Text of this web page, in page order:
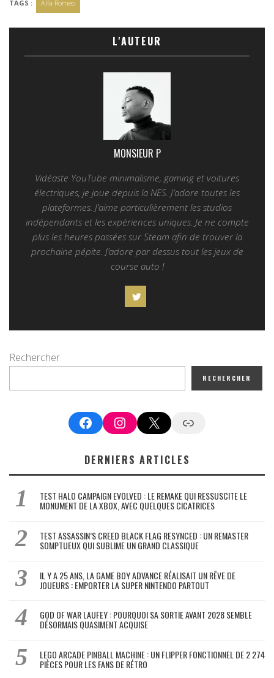
TAGS : Alfa Romeo
L'AUTEUR
MONSIEUR P
Vidéaste YouTube minimalisme, gaming et voitures
électriques, je joue depuis la NES. J’adore toutes les
plateformes. J’aime particulièrement les studios
indépendants et les expériences uniques. Je ne compte
plus les heures passées sur Steam afin de trouver la
prochaine pépite. J’adore par dessus tout les jeux de
course auto !
Rechercher
RECHERCHER
FacebookInstagram
X Google News
DERNIERS ARTICLES
TEST HALO CAMPAIGN EVOLVED : LE REMAKE QUI RESSUSCITE LE
MONUMENT DE LA XBOX, AVEC QUELQUES CICATRICES
TEST ASSASSIN’S CREED BLACK FLAG RESYNCED : UN REMASTER
SOMPTUEUX QUI SUBLIME UN GRAND CLASSIQUE
IL Y A 25 ANS, LA GAME BOY ADVANCE RÉALISAIT UN RÊVE DE
JOUEURS : EMPORTER LA SUPER NINTENDO PARTOUT
GOD OF WAR LAUFEY : POURQUOI SA SORTIE AVANT 2028 SEMBLE
DÉSORMAIS QUASIMENT ACQUISE
LEGO ARCADE PINBALL MACHINE : UN FLIPPER FONCTIONNEL DE 2 274
PIÈCES POUR LES FANS DE RÉTRO